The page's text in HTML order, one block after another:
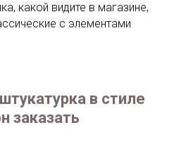
какой видите в магазине,
с элементами
в стиле
заказать